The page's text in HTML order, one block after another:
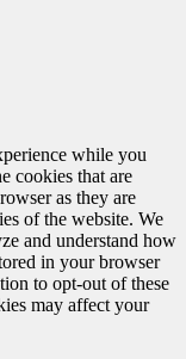
while you
cookies that are
as they are
of the website. We
and understand how
in your browser
to opt-out of these
may affect your